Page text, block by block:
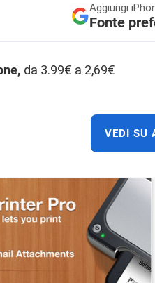
Aggiungi
Fonte
da 3.99€ a 2,69€
VEDI SU